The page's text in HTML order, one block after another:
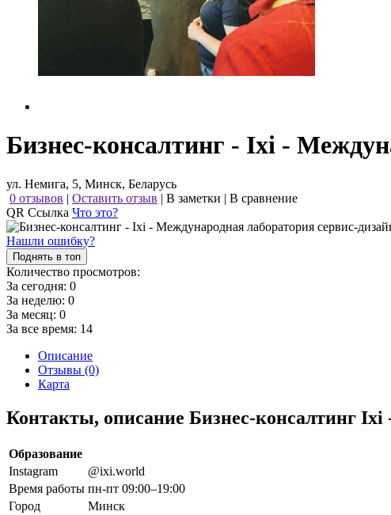
Бизнес-консалтинг - Ixi -
ул. Немига, 5, Минск, Беларусь
0 отзывов | Оставить отзыв | В заметки | В сравнение
QR Ссылка Что это?
Нашли ошибку?
Поднять в топ
Количество просмотров:
За сегодня: 0
За неделю: 0
За месяц: 0
За все время: 14
Описание
Отзывы (0)
Карта
Контакты, описание Бизнес-консалтинг
Образование
Instagram
@ixi.world
Время работы пн-пт 09:00–19:00
Город
Минск